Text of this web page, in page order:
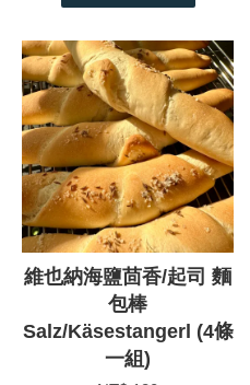
維也納海鹽茴香/起司 麵
包棒
Salz/Käsestangerl (4條
一組)